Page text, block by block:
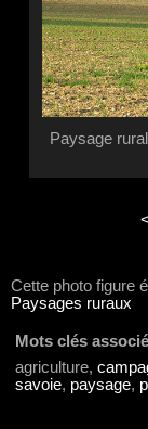
Paysage
Cette photo figure
Paysages ruraux
Mots clés
agriculture,
savoie, paysage,